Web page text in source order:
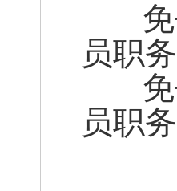
免去
员职务
免去
员职务